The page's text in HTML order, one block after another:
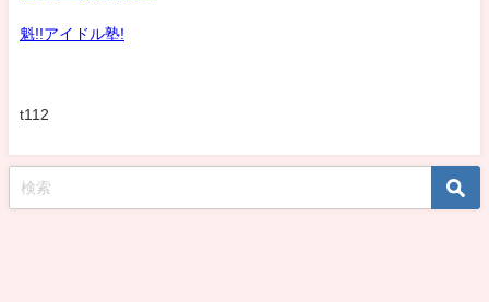
魁!!アイドル塾!
t112